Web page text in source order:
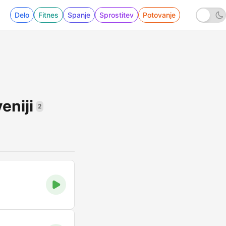
Delo Fitnes Spanje Sprostitev Potovanje
2